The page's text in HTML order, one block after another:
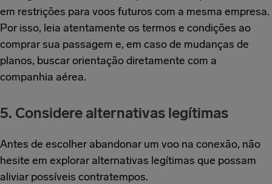
em restrições para voos futuros com a mesma empresa.
Por isso, leia atentamente os termos e condições ao
comprar sua passagem e, em caso de mudanças de
planos, buscar orientação diretamente com a
companhia aérea.
5. Considere alternativas legítimas
Antes de escolher abandonar um voo na conexão, não
hesite em explorar alternativas legítimas que possam
aliviar possíveis contratempos.